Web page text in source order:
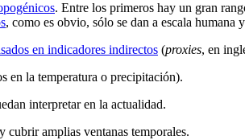
. Entre los primeros hay un gran
, como es obvio, sólo se dan a escala humana
en indicadores indirectos (proxies, en
en la temperatura o precipitación).
interpretar en la actualidad.
cubrir amplias ventanas temporales.